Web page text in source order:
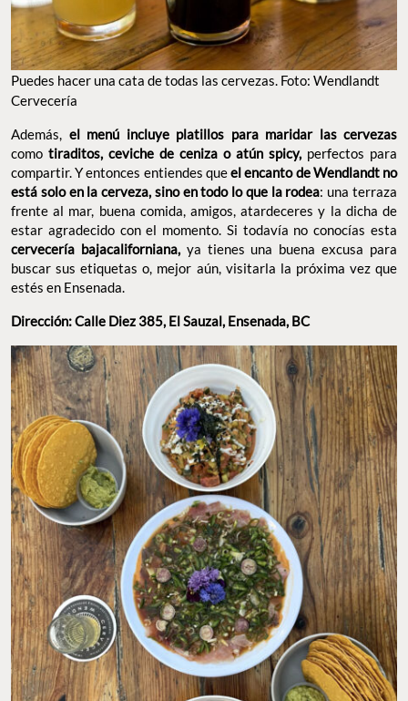
no está solo en la cerveza,
sino en todo lo que la rodea: una
terraza frente al mar, buena comida, amigos, atardeceres y la
dicha de estar agradecido con el momento. Si todavía no
conocías estacervecería bajacaliforniana,ya tienes una buena
excusa para buscar sus etiquetas o, mejor aún, visitarla la
próxima vez que estés en Ensenada.
Dirección: Calle Diez 385, El Sauzal, Ensenada, BC
PLATILLOS ESPECIALES PARA MARIDAR CON LAS CERVEZAS. FOTO: AÍDA Q.